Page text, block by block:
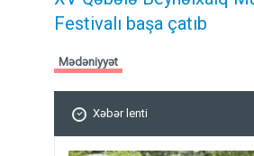
Festivalı başa çatıb
Mədəniyyət
Xəbər lenti